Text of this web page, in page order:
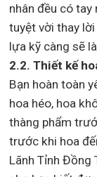
nhân đều có tay
tuyệt vời thay
lựa kỹ càng sẽ
2.2. Thiết kế
Bạn hoàn toàn
hoa héo, hoa
thàng phẩm
trước khi hoa
Lãnh Tỉnh Đồng